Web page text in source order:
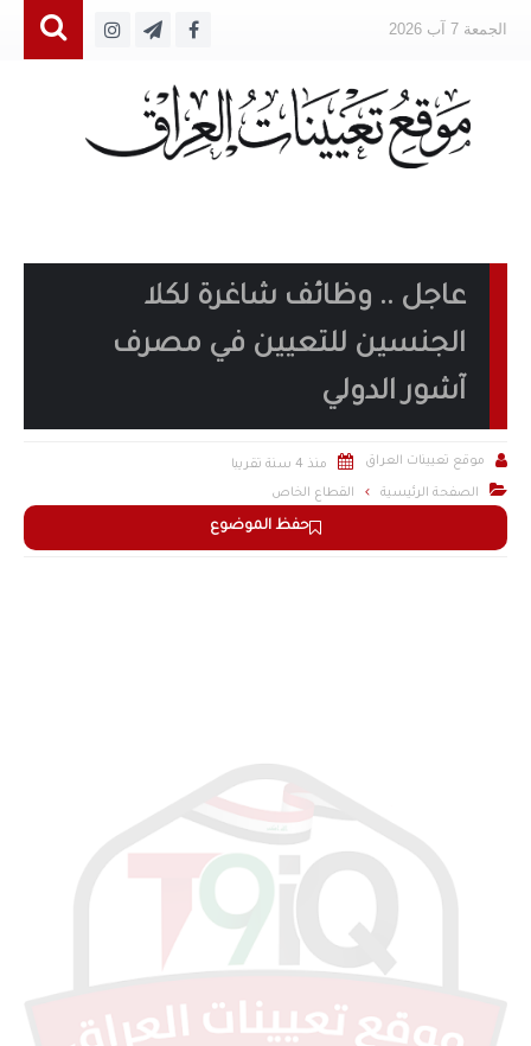
الجمعة 7 آب 2026
عاجل .. وظائف شاغرة لكلا
الجنسين للتعيين في مصرف
آشور الدولي
حفظ الموضوع
 موقع تعيينات العراق  منذ 4 سنة تقريبا
 الصفحة الرئيسية القطاع الخاص